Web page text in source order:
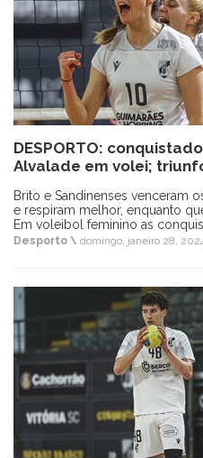
DESPORTO:
Alvalade em volei;
Brito e Sandinenses venceram
e respiram melhor, enquanto
Em voleibol feminino as
Desporto \ domingo, janeiro 28,